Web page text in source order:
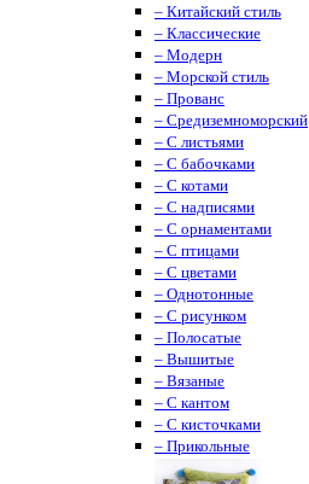
– Китайский стиль
– Классические
– Модерн
– Морской стиль
– Прованс
– Средиземноморский
– С листьями
– С бабочками
– С котами
– С надписями
– С орнаментами
– С птицами
– С цветами
– Однотонные
– С рисунком
– Полосатые
– Вышитые
– Вязаные
– С кантом
– С кисточками
– Прикольные